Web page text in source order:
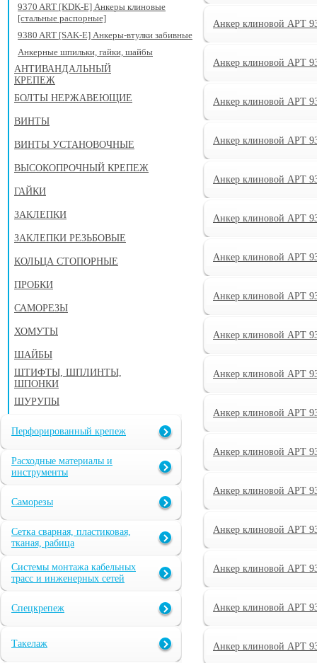
9370 ART [KDK-E] Анкеры клиновые
[стальные распорные]
9380 ART [SAK-E] Анкеры-втулки забивные
Анкерные шпильки, гайки, шайбы
АНТИВАНДАЛЬНЫЙ
КРЕПЕЖ
БОЛТЫ НЕРЖАВЕЮЩИЕ
ВИНТЫ
ВИНТЫ УСТАНОВОЧНЫЕ
ВЫСОКОПРОЧНЫЙ КРЕПЕЖ
ГАЙКИ
ЗАКЛЕПКИ
ЗАКЛЕПКИ РЕЗЬБОВЫЕ
КОЛЬЦА СТОПОРНЫЕ
ПРОБКИ
САМОРЕЗЫ
ХОМУТЫ
ШАЙБЫ
ШТИФТЫ, ШПЛИНТЫ,
ШПОНКИ
ШУРУПЫ
Перфорированный крепеж
Расходные материалы и
инструменты
Саморезы
Сетка сварная, пластиковая,
тканая, рабица
Системы монтажа кабельных
трасс и инженерных сетей
Спецкрепеж
Такелаж
Анкер клиновой АРТ
Анкер клиновой АРТ
Анкер клиновой АРТ
Анкер клиновой АРТ
Анкер клиновой АРТ
Анкер клиновой АРТ
Анкер клиновой АРТ
Анкер клиновой АРТ
Анкер клиновой АРТ
Анкер клиновой АРТ
Анкер клиновой АРТ
Анкер клиновой АРТ
Анкер клиновой АРТ
Анкер клиновой АРТ
Анкер клиновой АРТ
Анкер клиновой АРТ
Анкер клиновой АРТ